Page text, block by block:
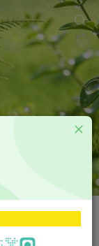
源码
视源码